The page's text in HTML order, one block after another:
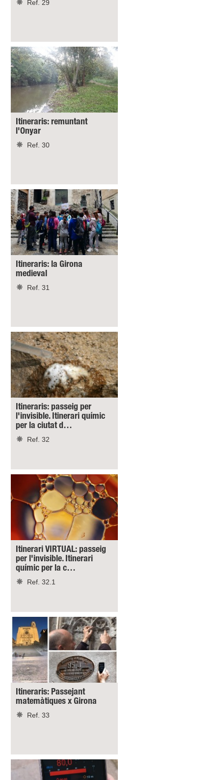
Ref. 29
Itineraris: remuntant
l'Onyar
Ref. 30
Itineraris: la Girona
medieval
Ref. 31
Itineraris: passeig per
l'invisible. Itinerari químic
per la ciutat d…
Ref. 32
Itinerari VIRTUAL: passeig
per l'invisible. Itinerari
químic per la c…
Ref. 32.1
Itineraris: Passejant
matemàtiques x Girona
Ref. 33